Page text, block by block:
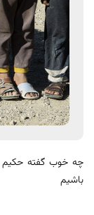
چه خوب گفته حکیم
باشیم